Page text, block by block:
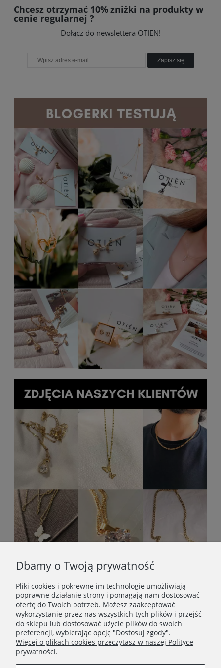
Chcesz otrzymać 10% zniżki na produkty w
cenie regularnej ?
Dołącz do newslettera OTIEN!
Zapisz się
Dbamy o Twoją prywatność
Pliki cookies i pokrewne im technologie umożliwiają
poprawne działanie strony i pomagają nam dostosować
ofertę do Twoich potrzeb. Możesz zaakceptować
wykorzystanie przez nas wszystkich tych plików i przejść
do sklepu lub dostosować użycie plików do swoich
preferencji, wybierając opcję "Dostosuj zgody".
Więcej o plikach cookies przeczytasz w naszej Polityce
prywatności.